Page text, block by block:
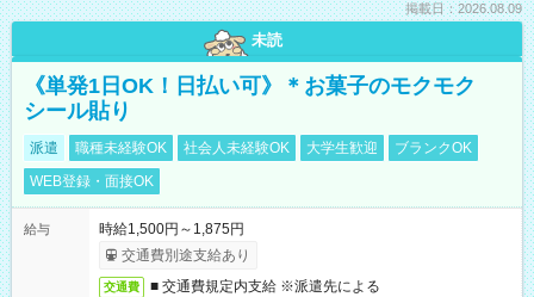
掲載日：2026.08.09
未読
《単発1日OK！日払い可》＊お菓子のモクモク
シール貼り
派遣 職種未経験OK 社会人未経験OK 大学生歓迎
ブランクOK
WEB登録・面接OK
給与
時給1,500円～1,875円
交通費別途支給あり
交通費 ■ 交通費規定内支給 ※派遣先による